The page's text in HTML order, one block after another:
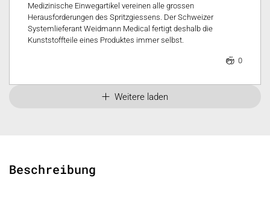
Medizinische Einwegartikel vereinen alle grossen
Herausforderungen des Spritzgiessens. Der Schweizer
Systemlieferant Weidmann Medical fertigt deshalb die
Kunststoffteile eines Produktes immer selbst.
0
Weitere laden
Beschreibung